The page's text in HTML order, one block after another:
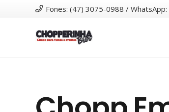
Fones: (47) 3075-0988 /